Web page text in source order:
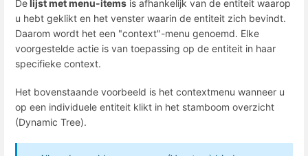
Delijst met menu-items is afhankelijk van de entiteit waarop
u hebt geklikt en het venster waarin de entiteit zich bevindt.
Daarom wordt het een "context"-menu genoemd. Elke
voorgestelde actie is van toepassing op de entiteit in haar
specifieke context.
Het bovenstaande voorbeeld is het contextmenu wanneer u
op een individuele entiteit klikt in het stamboom overzicht
(Dynamic Tree).